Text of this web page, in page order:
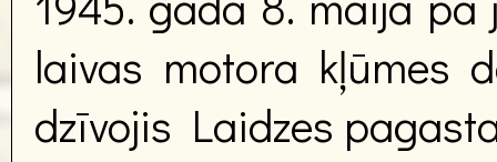
laivas motora kļūmes
dzīvojis Laidzes